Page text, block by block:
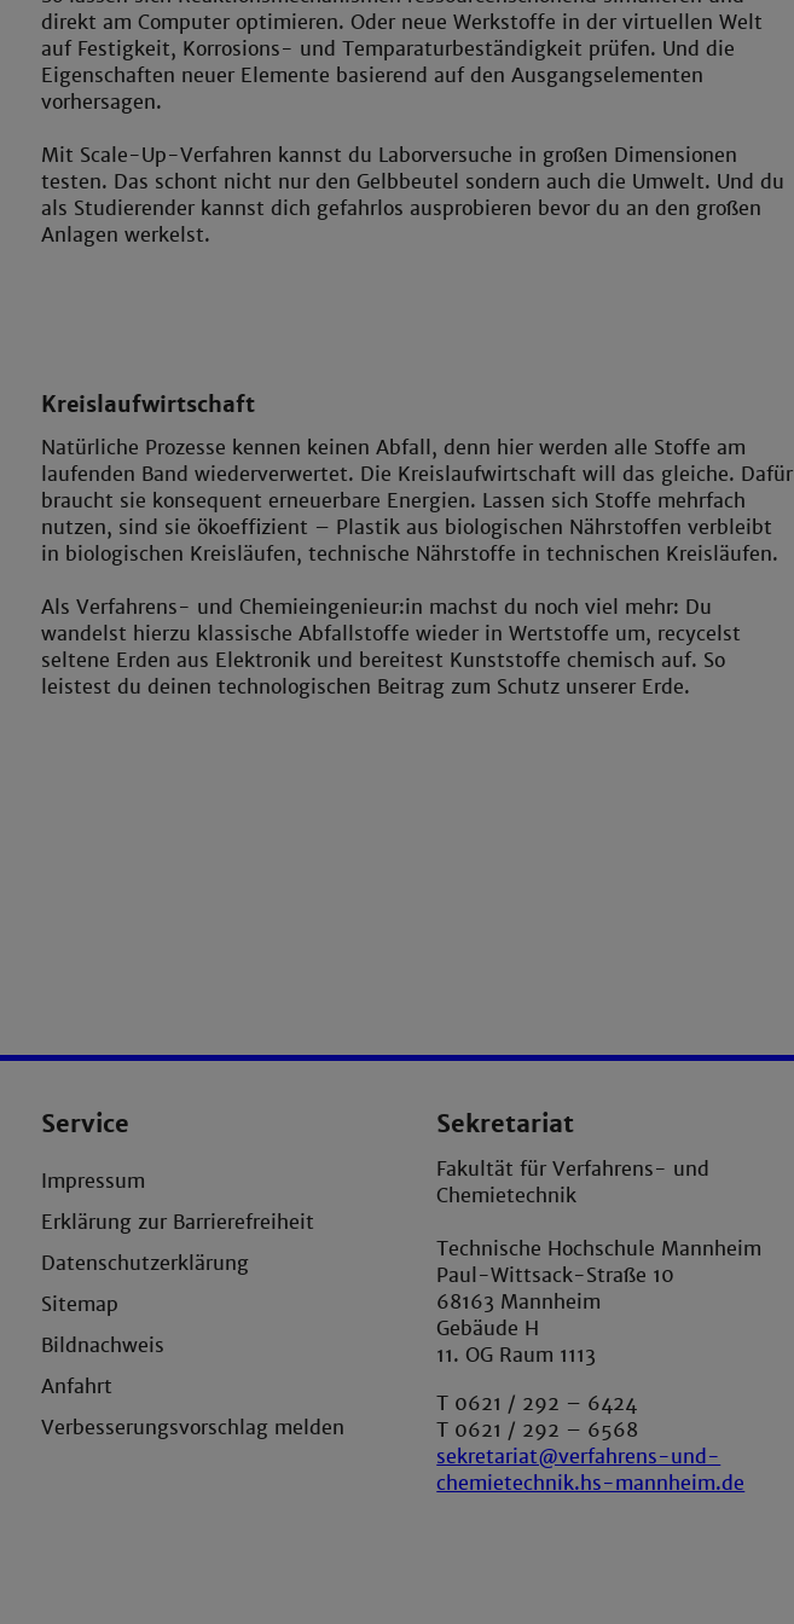
direkt am Computer optimieren. Oder neue Werkstoffe in der virtuellen Welt
auf Festigkeit, Korrosions- und Temparaturbeständigkeit prüfen. Und die
Eigenschaften neuer Elemente basierend auf den Ausgangselementen
vorhersagen.
Mit Scale-Up-Verfahren kannst du Laborversuche in großen Dimensionen
testen. Das schont nicht nur den Gelbbeutel sondern auch die Umwelt. Und du
als Studierender kannst dich gefahrlos ausprobieren bevor du an den großen
Anlagen werkelst.
Kreislaufwirtschaft
Natürliche Prozesse kennen keinen Abfall, denn hier werden alle Stoffe am
laufenden Band wiederverwertet. Die Kreislaufwirtschaft will das gleiche. Dafür
braucht sie konsequent erneuerbare Energien. Lassen sich Stoffe mehrfach
nutzen, sind sie ökoeffizient – Plastik aus biologischen Nährstoffen verbleibt
in biologischen Kreisläufen, technische Nährstoffe in technischen Kreisläufen.
Als Verfahrens- und Chemieingenieur:in machst du noch viel mehr: Du
wandelst hierzu klassische Abfallstoffe wieder in Wertstoffe um, recycelst
seltene Erden aus Elektronik und bereitest Kunststoffe chemisch auf. So
leistest du deinen technologischen Beitrag zum Schutz unserer Erde.
Service
Impressum
Erklärung zur Barrierefreiheit
Datenschutzerklärung
Sitemap
Bildnachweis
Anfahrt
Verbesserungsvorschlag melden
Sekretariat
Fakultät für Verfahrens- und
Chemietechnik
Technische Hochschule Mannheim
Paul-Wittsack-Straße 10
68163 Mannheim
Gebäude H
11. OG Raum 1113
T 0621 / 292 – 6424
T 0621 / 292 – 6568
sekretariat@verfahrens-und-
chemietechnik.hs-mannheim.de